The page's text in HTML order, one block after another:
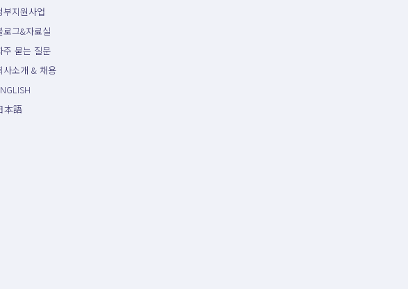
부지원사업
로그&자료실
주 묻는 질문
사소개 & 채용
本語